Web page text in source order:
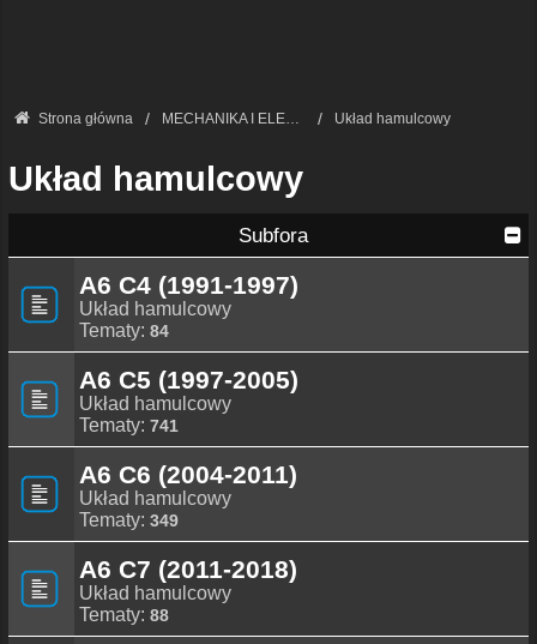
Strona główna MECHANIKA I ELEKTRONIKA — FORUM TECHNICZNE Układ hamulcowy
Układ hamulcowy
Subfora
A6 C4 (1991-1997)
Układ hamulcowy
Tematy: 84
A6 C5 (1997-2005)
Układ hamulcowy
Tematy: 741
A6 C6 (2004-2011)
Układ hamulcowy
Tematy: 349
A6 C7 (2011-2018)
Układ hamulcowy
Tematy: 88